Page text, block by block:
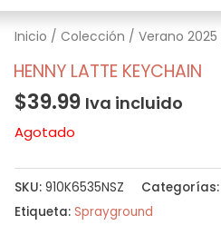
Inicio / Colección / Verano 2025
HENNY LATTE KEYCHAIN
$39.99 Iva incluido
Agotado
SKU: 910K6535NSZ Categorías:
Etiqueta: Sprayground